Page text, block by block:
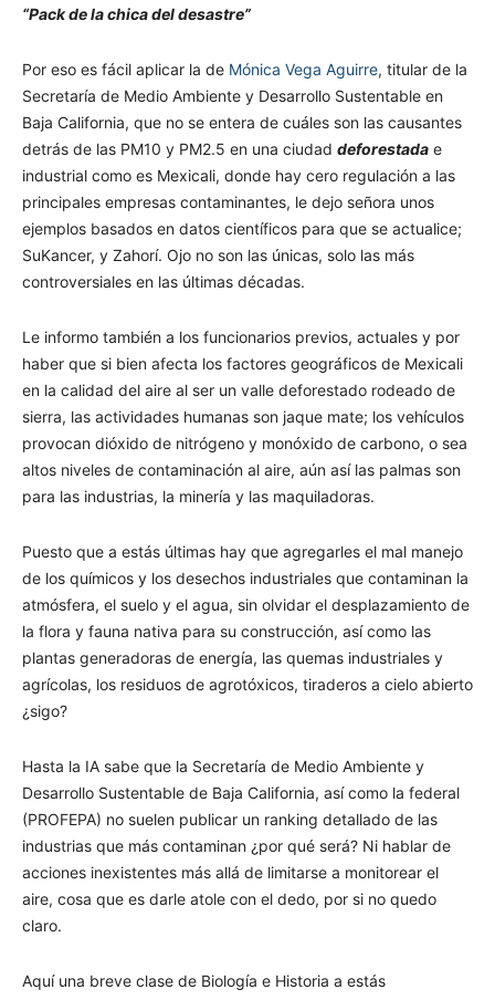
“Pack de la chica del desastre”
Por eso es fácil aplicar la de Mónica Vega Aguirre, titular de la
Secretaría de Medio Ambiente y Desarrollo Sustentable en
Baja California, que no se entera de cuáles son las causantes
detrás de las PM10 y PM2.5 en una ciudad deforestada e
industrial como es Mexicali, donde hay cero regulación a las
principales empresas contaminantes, le dejo señora unos
ejemplos basados en datos científicos para que se actualice;
SuKancer, y Zahorí. Ojo no son las únicas, solo las más
controversiales en las últimas décadas.
Le informo también a los funcionarios previos, actuales y por
haber que si bien afecta los factores geográficos de Mexicali
en la calidad del aire al ser un valle deforestado rodeado de
sierra, las actividades humanas son jaque mate; los vehículos
provocan dióxido de nitrógeno y monóxido de carbono, o sea
altos niveles de contaminación al aire, aún así las palmas son
para las industrias, la minería y las maquiladoras.
Puesto que a estás últimas hay que agregarles el mal manejo
de los químicos y los desechos industriales que contaminan la
atmósfera, el suelo y el agua, sin olvidar el desplazamiento de
la flora y fauna nativa para su construcción, así como las
plantas generadoras de energía, las quemas industriales y
agrícolas, los residuos de agrotóxicos, tiraderos a cielo abierto
¿sigo?
Hasta la IA sabe que la Secretaría de Medio Ambiente y
Desarrollo Sustentable de Baja California, así como la federal
(PROFEPA) no suelen publicar un ranking detallado de las
industrias que más contaminan ¿por qué será? Ni hablar de
acciones inexistentes más allá de limitarse a monitorear el
aire, cosa que es darle atole con el dedo, por si no quedo
claro.
Aquí una breve clase de Biología e Historia a estás